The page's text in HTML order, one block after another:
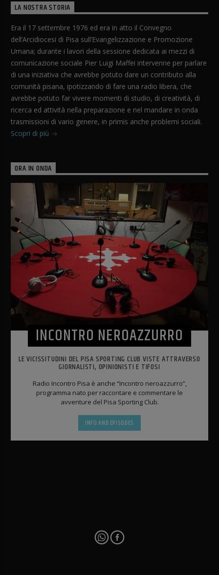
LA NOSTRA STORIA
Era il 17 settembre 1976 ed era in atto il Convegno
dell’Arcidiocesi di Pisa sull’Evangelizzazione e Promozione
Umana; durante i lavori della sessione dedicata ai mezzi di
comunicazione sociale Pier Luigi Maffei intervenne per parlare
di una iniziativa che avrebbe potuto dare un contributo alla
comunità pisana, ipotizzando di fare una radio libera, che
avrebbe potuto far vivere momenti di studio, di creatività, di
ricerca ed attività nella preparazione e nel mandare in onda
trasmissioni di vario genere, in primis anche problemi sociali.
Scopri di più
ORA IN ONDA
INCONTRO NEROAZZURRO
LE VICISSITUDINI DEL PISA SPORTING CLUB VISTE ATTRAVERSO
GIORNALISTI, OPINIONISTI E TIFOSI
Radio Incontro Pisa è anche “Incontro neroazzurro”,
programma nato per raccontare e commentare le
avventure del Pisa Sporting Club.
INFO AND EPISODES